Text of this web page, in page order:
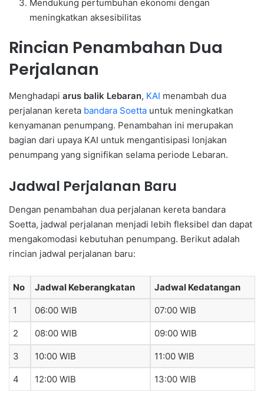
Mendukung pertumbuhan ekonomi dengan
meningkatkan aksesibilitas
Rincian Penambahan Dua
Perjalanan
Menghadapi arus balik Lebaran, KAI menambah dua
perjalanan kereta bandara Soetta untuk meningkatkan
kenyamanan penumpang. Penambahan ini merupakan
bagian dari upaya KAI untuk mengantisipasi lonjakan
penumpang yang signifikan selama periode Lebaran.
Jadwal Perjalanan Baru
Dengan penambahan dua perjalanan kereta bandara
Soetta, jadwal perjalanan menjadi lebih fleksibel dan dapat
mengakomodasi kebutuhan penumpang. Berikut adalah
rincian jadwal perjalanan baru:
No Jadwal Keberangkatan Jadwal Kedatangan
1 06:00 WIB 07:00 WIB
2 08:00 WIB 09:00 WIB
3 10:00 WIB 11:00 WIB
4 12:00 WIB 13:00 WIB